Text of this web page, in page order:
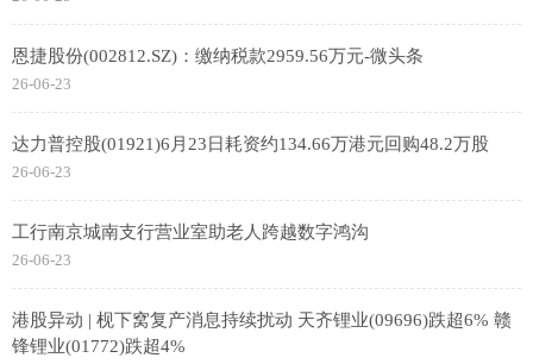
恩捷股份(002812.SZ)：缴纳税款2959.56万元-微头条
26-06-23
达力普控股(01921)6月23日耗资约134.66万港元回购48.2万股
26-06-23
工行南京城南支行营业室助老人跨越数字鸿沟
26-06-23
港股异动 | 枧下窝复产消息持续扰动 天齐锂业(09696)跌超6% 赣
锋锂业(01772)跌超4%